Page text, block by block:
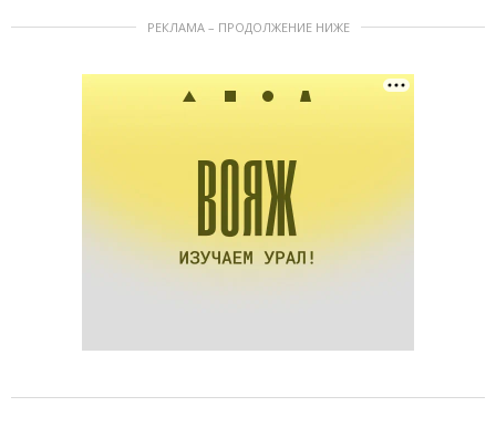
РЕКЛАМА – ПРОДОЛЖЕНИЕ НИЖЕ